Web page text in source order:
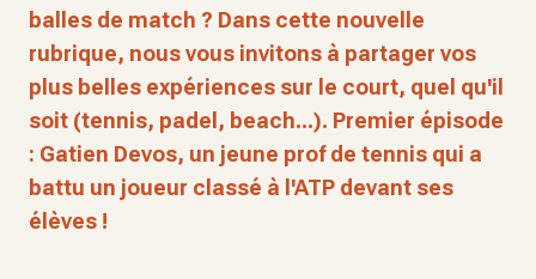
balles de match ? Dans cette nouvelle
rubrique, nous vous invitons à partager vos
plus belles expériences sur le court, quel qu'il
soit (tennis, padel, beach...). Premier épisode
: Gatien Devos, un jeune prof de tennis qui a
battu un joueur classé à l'ATP devant ses
élèves !